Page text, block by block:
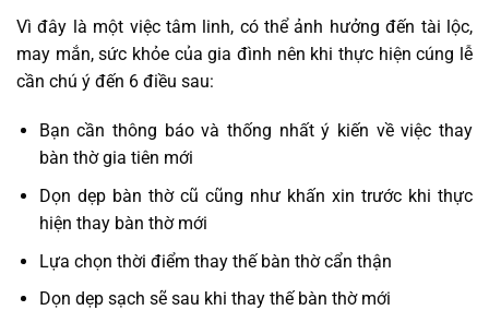
Vì đây là một việc tâm linh, có thể ảnh hưởng đến tài lộc,
may mắn, sức khỏe của gia đình nên khi thực hiện cúng lễ
cần chú ý đến 6 điều sau:
Bạn cần thông báo và thống nhất ý kiến về việc thay
bàn thờ gia tiên mới
Dọn dẹp bàn thờ cũ cũng như khấn xin trước khi thực
hiện thay bàn thờ mới
Lựa chọn thời điểm thay thế bàn thờ cẩn thận
Dọn dẹp sạch sẽ sau khi thay thế bàn thờ mới